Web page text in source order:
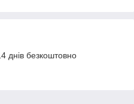
днів безкоштовно